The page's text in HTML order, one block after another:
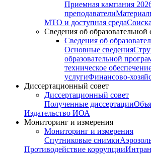
Приемная кампания
преподаватели
МТО и доступная среда
Сведения об образовательной
Сведения об
Основные сведения
образовательной
техническое
услугиФинансово-
Диссертационный совет
Диссертационный совет
Полученные диссертации
Издательство ИОА
Мониторинг и измерения
Мониторинг и измерения
Спутниковые снимки
Противодействие коррупции